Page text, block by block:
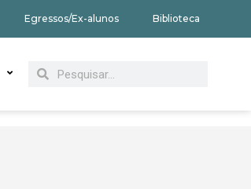
Egressos/Ex-alunos Biblioteca